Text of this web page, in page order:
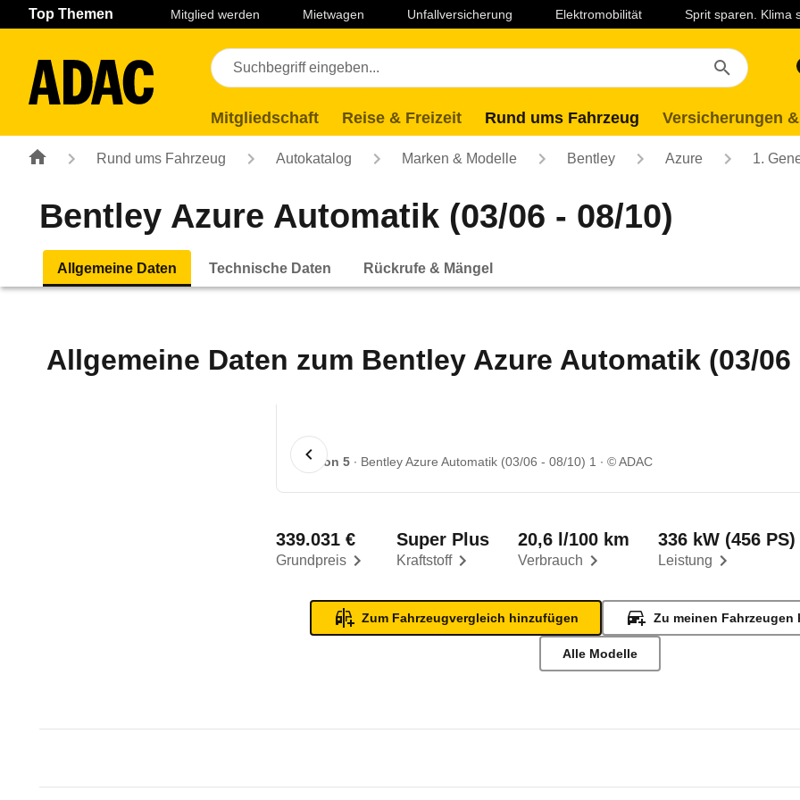
Navigation Seiteninhalt Fußzeile
Top Themen Mitglied werden Mietwagen Unfallversicherung Elektromobilität Sprit sparen. Klima
Mitgliedschaft Reise & Freizeit Rund ums Fahrzeug Versicherungen
Rund ums Fahrzeug Autokatalog Marken & Modelle Bentley Azure 1.
Bentley Azure Automatik (03/06 - 08/10)
Allgemeine Daten Technische Daten Rückrufe & Mängel
Allgemeine Daten zum Bentley Azure Automatik (03/06
1 von 5 Bentley Azure Automatik (03/06 - 08/10) 1 © ADAC
Grundpreis
339.031 €
Kraftstoff
Super Plus
Verbrauch
20,6 l/100 km
Leistung
336 kW (456 PS)
Zum Fahrzeugvergleich hinzufügen Zu meinen Fahrzeugen
Alle Modelle